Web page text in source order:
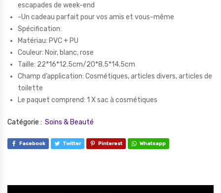
escapades de week-end
-Un cadeau parfait pour vos amis et vous-même
Spécification:
Matériau: PVC + PU
Couleur: Noir, blanc, rose
Taille: 22*16*12.5cm/20*8.5*14.5cm
Champ d’application: Cosmétiques, articles divers, articles de
toilette
Le paquet comprend: 1 X sac à cosmétiques
Catégorie : Soins & Beauté
Facebook Twitter Pinterest Whatsapp